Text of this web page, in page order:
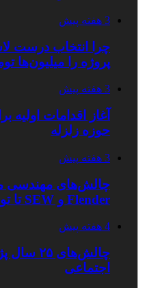
3 هفته پیش
چرا انتخاب درست
پروژه را میلیون‌ها
3 هفته پیش
آغاز اقدامات اولیه
حوزه زلزله
3 هفته پیش
چالش‌های مهندسی
Flender و SEW تا تولیدکنندگان تخصصی ایرانی
4 هفته پیش
اجتماعی